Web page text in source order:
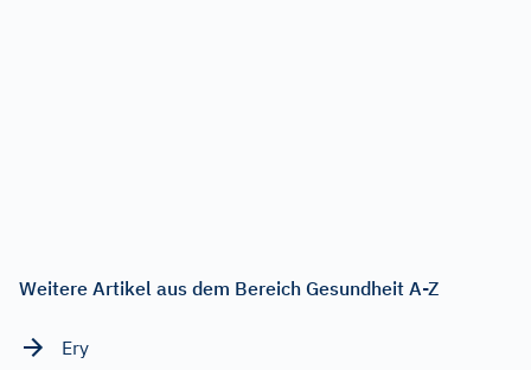
Weitere Artikel aus dem Bereich Gesundheit A-Z
Ery